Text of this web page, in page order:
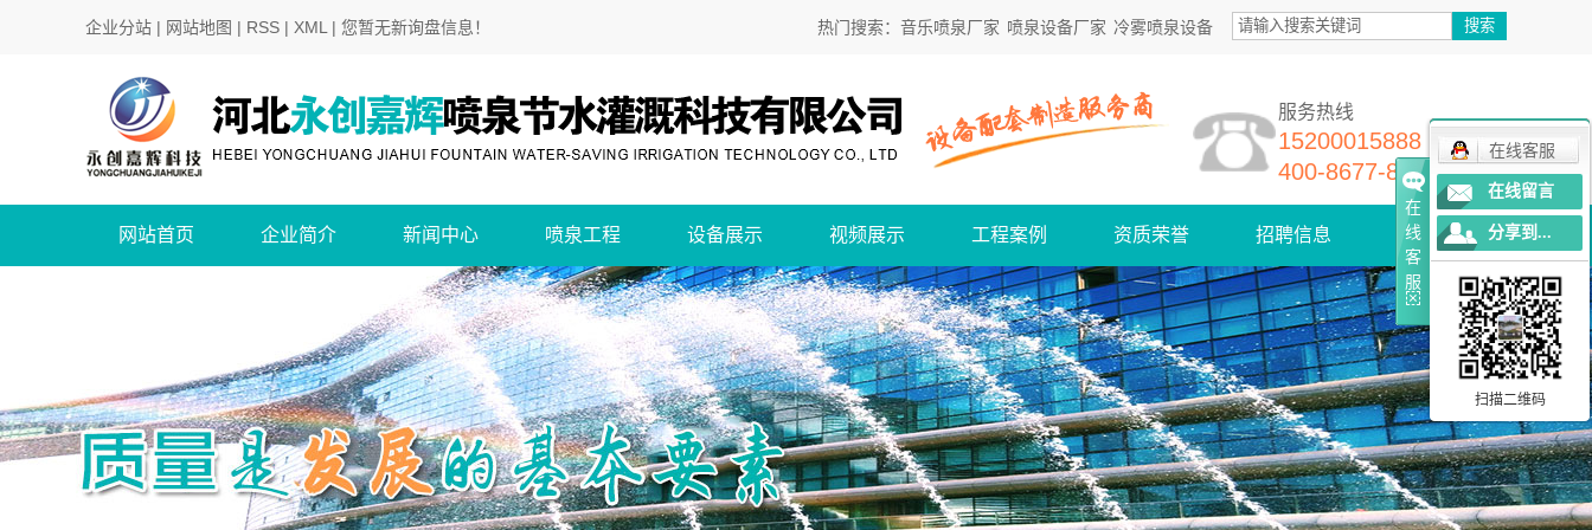
企业分站 | 网站地图 | RSS | XML | 您暂无新询盘信息！ 热门搜索： 音乐喷泉厂家 喷泉设备厂家 冷雾喷泉设备
服务热线
15200015888
400-8677-868
网站首页 企业简介 新闻中心
公司新闻
行业新闻
技术知识
喷泉工程 设备展示 视频展示 工程案例 资质荣誉 招聘信息 联系我们
在
线
客
服
在线客服
在线留言
分享到...
扫描二维码